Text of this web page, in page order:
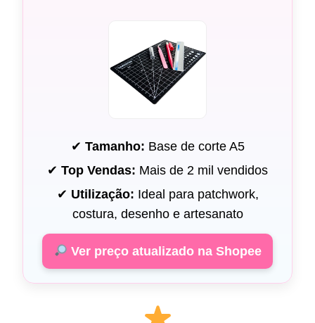
✔ Tamanho: Base de corte A5
✔ Top Vendas: Mais de 2 mil vendidos
✔ Utilização: Ideal para patchwork,
costura, desenho e artesanato
Ver preço atualizado na Shopee